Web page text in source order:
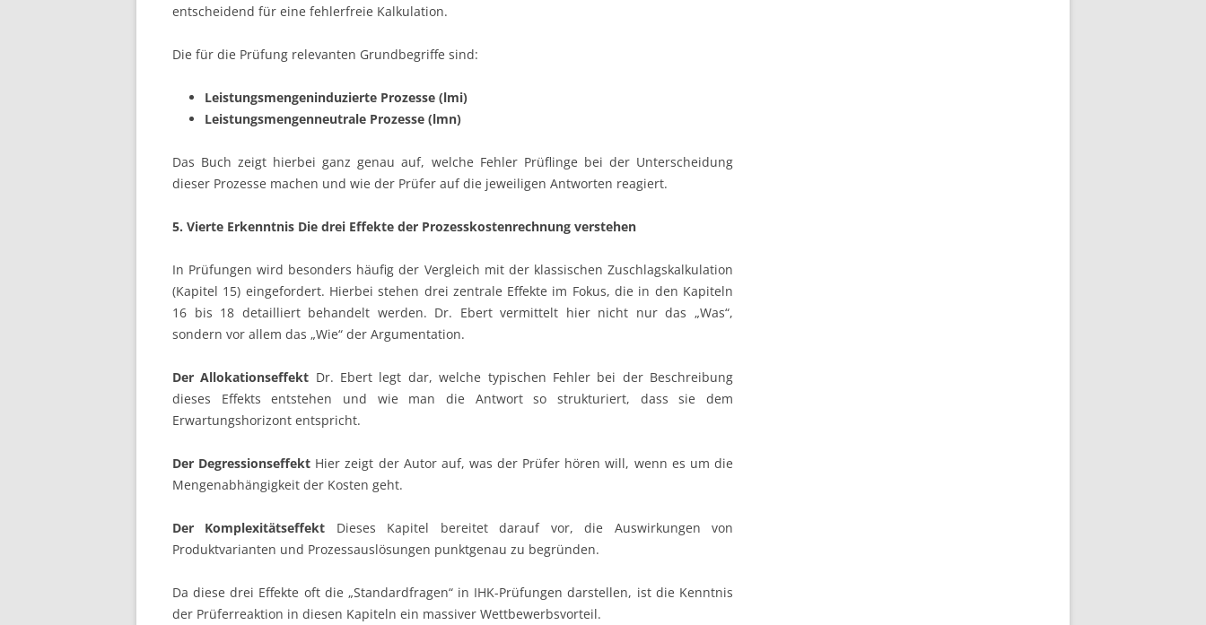
entscheidend für eine fehlerfreie Kalkulation.
Die für die Prüfung relevanten Grundbegriffe sind:
Leistungsmengeninduzierte Prozesse (lmi)
Leistungsmengenneutrale Prozesse (lmn)
Das Buch zeigt hierbei ganz genau auf, welche Fehler Prüflinge bei der Unterscheidung
dieser Prozesse machen und wie der Prüfer auf die jeweiligen Antworten reagiert.
5. Vierte Erkenntnis Die drei Effekte der Prozesskostenrechnung verstehen
In Prüfungen wird besonders häufig der Vergleich mit der klassischen Zuschlagskalkulation
(Kapitel 15) eingefordert. Hierbei stehen drei zentrale Effekte im Fokus, die in den Kapiteln
16 bis 18 detailliert behandelt werden. Dr. Ebert vermittelt hier nicht nur das „Was“,
sondern vor allem das „Wie“ der Argumentation.
Der Allokationseffekt Dr. Ebert legt dar, welche typischen Fehler bei der Beschreibung
dieses Effekts entstehen und wie man die Antwort so strukturiert, dass sie dem
Erwartungshorizont entspricht.
Der Degressionseffekt Hier zeigt der Autor auf, was der Prüfer hören will, wenn es um die
Mengenabhängigkeit der Kosten geht.
Der Komplexitätseffekt Dieses Kapitel bereitet darauf vor, die Auswirkungen von
Produktvarianten und Prozessauslösungen punktgenau zu begründen.
Da diese drei Effekte oft die „Standardfragen“ in IHK-Prüfungen darstellen, ist die Kenntnis
der Prüferreaktion in diesen Kapiteln ein massiver Wettbewerbsvorteil.